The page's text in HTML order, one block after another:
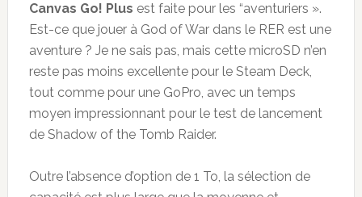
Canvas Go! Plus est faite pour les “aventuriers ».
Est-ce que jouer à God of War dans le RER est une
aventure ? Je ne sais pas, mais cette microSD n’en
reste pas moins excellente pour le Steam Deck,
tout comme pour une GoPro, avec un temps
moyen impressionnant pour le test de lancement
de Shadow of the Tomb Raider.
Outre l’absence d’option de 1 To, la sélection de